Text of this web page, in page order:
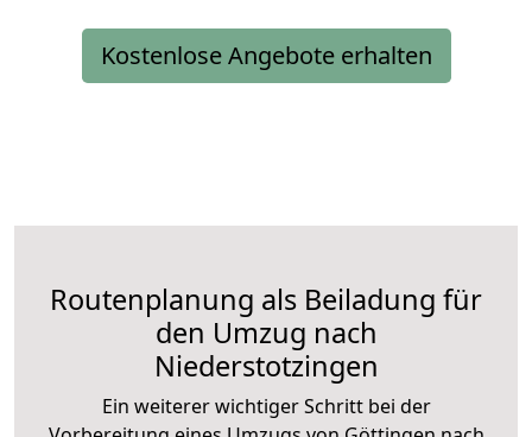
Kostenlose Angebote erhalten
Routenplanung als Beiladung für
den Umzug nach
Niederstotzingen
Ein weiterer wichtiger Schritt bei der